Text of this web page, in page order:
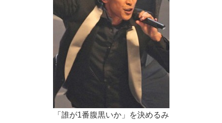
「誰が1番腹黒いか」を決めるみ